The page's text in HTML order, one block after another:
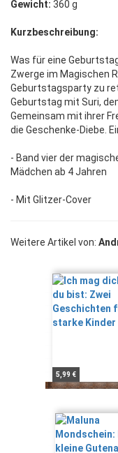
Gewicht: 360 g
Kurzbeschreibung:
Was für eine
Zwerge im Magischen
Geburtstagsparty zu
Geburtstag mit Suri,
Gemeinsam mit ihrer
die Geschenke-Diebe.
- Band vier der
Mädchen ab 4 Jahren
- Mit Glitzer-Cover
Weitere Artikel von:
5,99 €